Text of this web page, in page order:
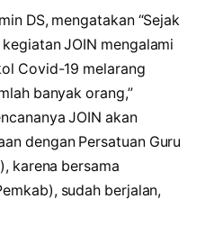
DS, mengatakan “Sejak
JOIN mengalami
Covid-19 melarang
banyak orang,”
JOIN akan
dengan Persatuan Guru
karena bersama
sudah berjalan,